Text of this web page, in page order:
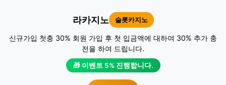
라카지노 슬롯카지노
신규가입 첫충 30% 회원 가입 후 첫 입금액에 대하여 30% 추가 충
전을 하여 드립니다.
🎁 이벤트 5% 진행합니다.